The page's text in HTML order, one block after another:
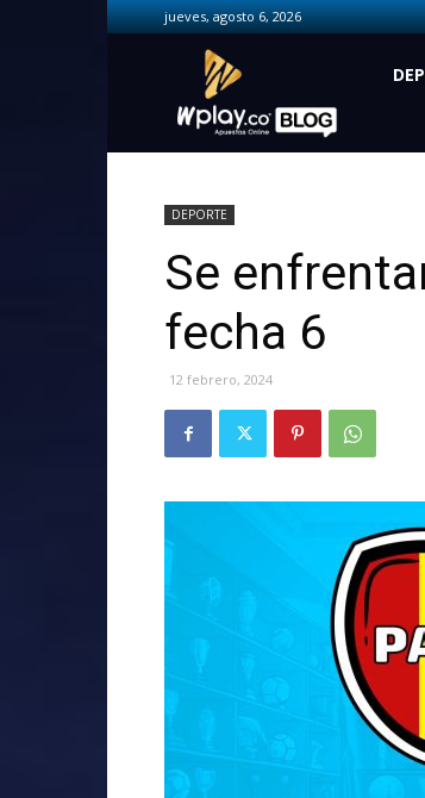
jueves, agosto 6, 2026
DEPORTE
Se
fecha 6
12 febrero, 2024